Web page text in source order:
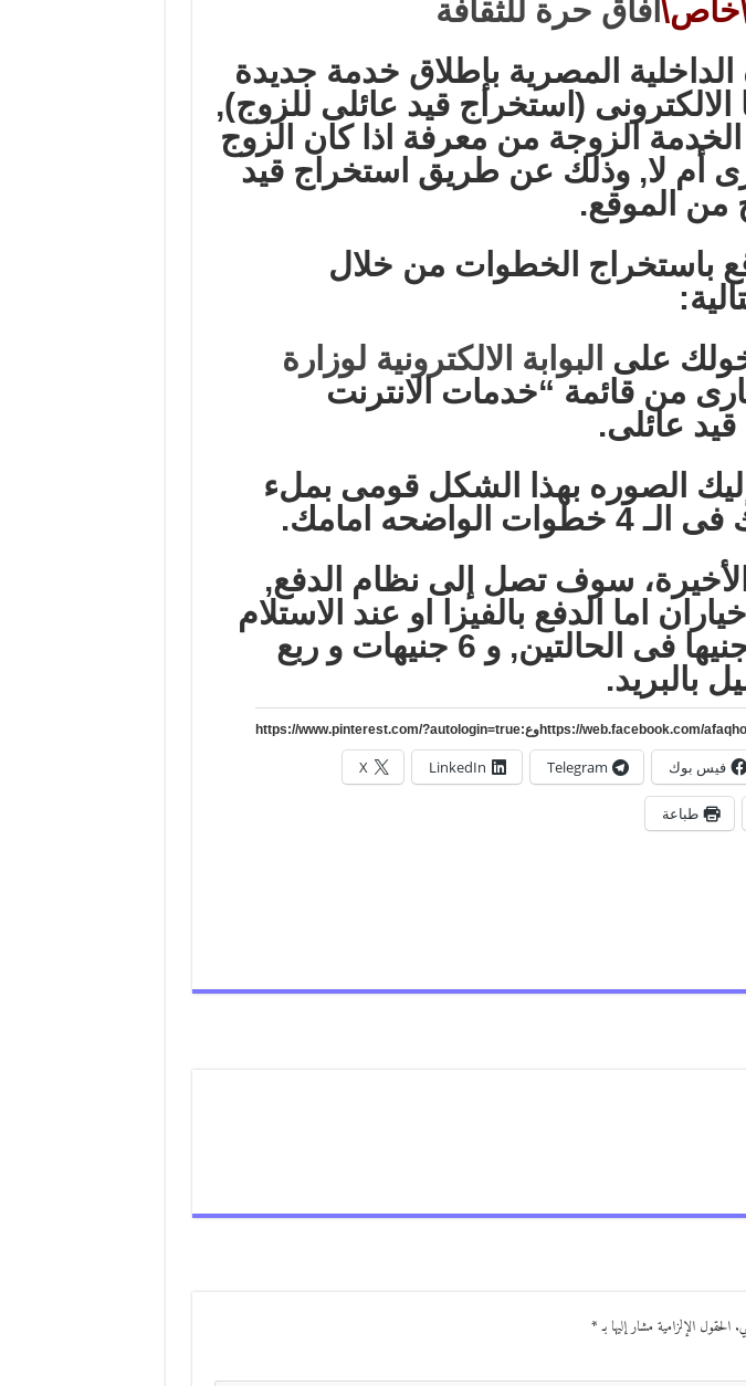
آفاق حرة للثقافة
المصرية بإطلاق خدمة جديدة
(استخراج قيد عائلى للزوج),
الزوجة من معرفة اذا كان الزوج
أم لا, وذلك عن طريق استخراج قيد
من الموقع.
باستخراج الخطوات من خلال
البوابة الالكترونية لوزارة
من قائمة “خدمات الانترنت
عائلى.
الصوره بهذا الشكل قومى بملء
الواضحه امامك.
سوف تصل إلى نظام الدفع,
اما الدفع بالفيزا او عند الاستلام
وهى “15” جنيها فى الحالتين, و 6 جنيهات و ربع
بالبريد.
فيس بوك Telegram
LinkedIn
X
طباعة
الحقول الإلزامية مشار إليها بـ*